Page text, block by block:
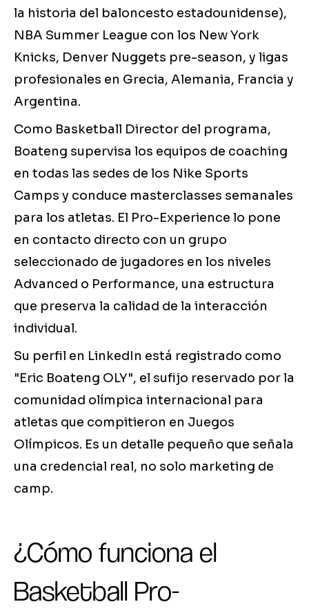
la historia del baloncesto estadounidense),
NBA Summer League con los New York
Knicks, Denver Nuggets pre-season, y ligas
profesionales en Grecia, Alemania, Francia y
Argentina.
Como Basketball Director del programa,
Boateng supervisa los equipos de coaching
en todas las sedes de los Nike Sports
Camps y conduce masterclasses semanales
para los atletas. El Pro-Experience lo pone
en contacto directo con un grupo
seleccionado de jugadores en los niveles
Advanced o Performance, una estructura
que preserva la calidad de la interacción
individual.
Su perfil en LinkedIn está registrado como
"Eric Boateng OLY", el sufijo reservado por la
comunidad olímpica internacional para
atletas que compitieron en Juegos
Olímpicos. Es un detalle pequeño que señala
una credencial real, no solo marketing de
camp.
¿Cómo funciona el
Basketball Pro-